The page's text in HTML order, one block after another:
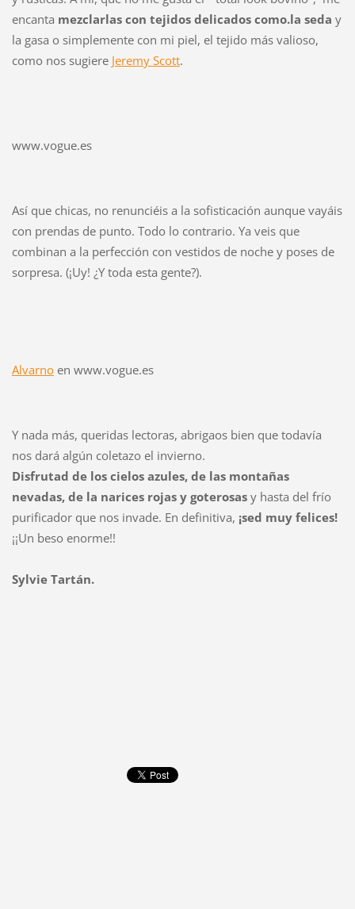
encanta mezclarlas con tejidos delicados como.la seda y
la gasa o simplemente con mi piel, el tejido más valioso,
como nos sugiere Jeremy Scott.
www.vogue.es
Así que chicas, no renunciéis a la sofisticación aunque vayáis
con prendas de punto. Todo lo contrario. Ya veis que
combinan a la perfección con vestidos de noche y poses de
sorpresa. (¡Uy! ¿Y toda esta gente?).
Alvarnoen www.vogue.es
Y nada más, queridas lectoras, abrigaos bien que todavía
nos dará algún coletazo el invierno.
Disfrutad de los cielos azules, de las montañas
nevadas, de la narices rojas y goterosasy hasta del frío
purificador que nos invade. En definitiva, ¡sed muy felices!
¡¡Un beso enorme!!
Sylvie Tartán.